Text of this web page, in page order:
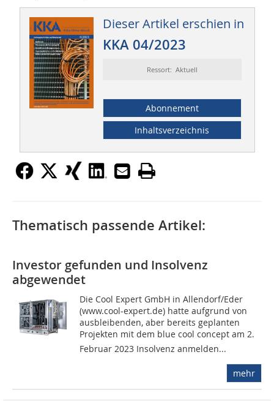
Dieser Artikel erschien in
KKA 04/2023
Ressort: Aktuell
Abonnement
Inhaltsverzeichnis
Thematisch passende Artikel:
Investor gefunden und Insolvenz
abgewendet
Die Cool Expert GmbH in Allendorf/Eder
(www.cool-expert.de) hatte aufgrund von
ausbleibenden, aber bereits geplanten
Projekten mit dem blue cool concept am 2.
Februar 2023 Insolvenz anmelden...
mehr